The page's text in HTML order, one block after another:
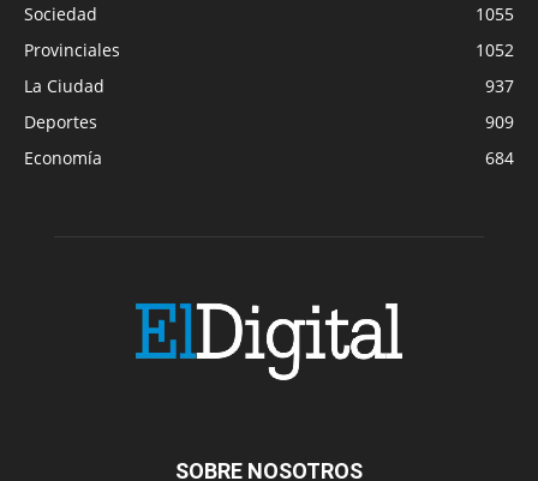
Sociedad
1055
Provinciales
1052
La Ciudad
937
Deportes
909
Economía
684
SOBRE NOSOTROS